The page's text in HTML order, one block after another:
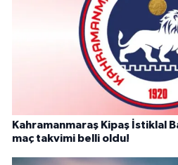
Kahramanmaraş Kipaş İstiklal
maç takvimi belli oldu!